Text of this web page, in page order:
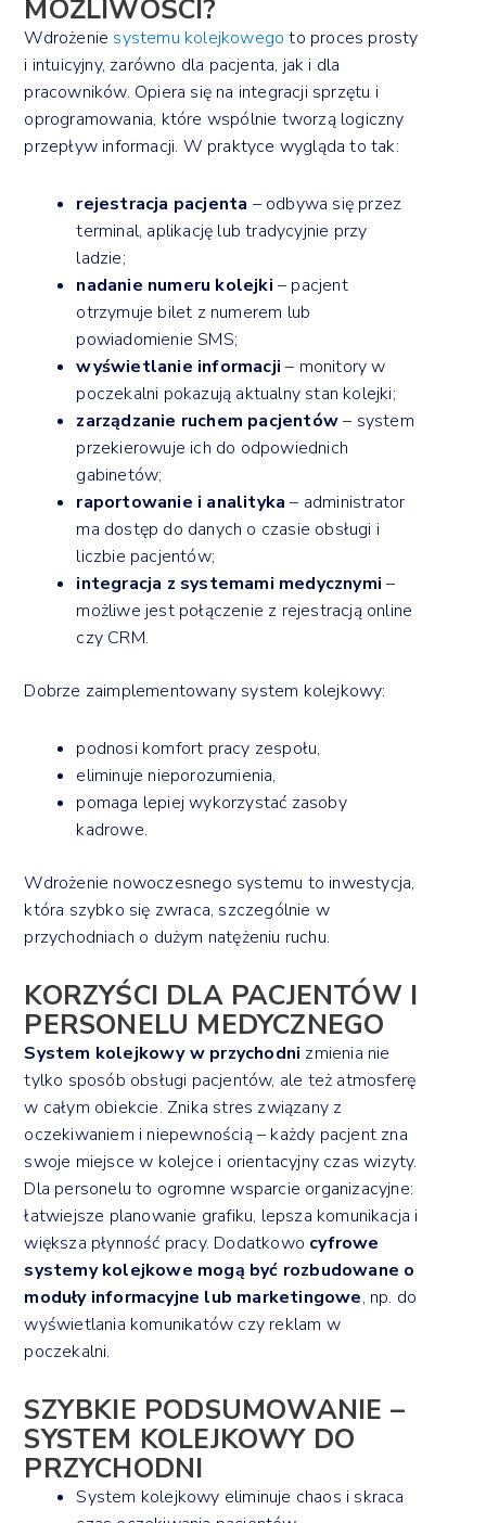
MOŻLIWOŚCI?
Wdrożenie systemu kolejkowego to proces prosty
i intuicyjny, zarówno dla pacjenta, jak i dla
pracowników. Opiera się na integracji sprzętu i
oprogramowania, które wspólnie tworzą logiczny
przepływ informacji. W praktyce wygląda to tak:
rejestracja pacjenta – odbywa się przez
terminal, aplikację lub tradycyjnie przy
ladzie;
nadanie numeru kolejki – pacjent
otrzymuje bilet z numerem lub
powiadomienie SMS;
wyświetlanie informacji – monitory w
poczekalni pokazują aktualny stan kolejki;
zarządzanie ruchem pacjentów– system
przekierowuje ich do odpowiednich
gabinetów;
raportowanie i analityka – administrator
ma dostęp do danych o czasie obsługi i
liczbie pacjentów;
integracja z systemami medycznymi –
możliwe jest połączenie z rejestracją online
czy CRM.
Dobrze zaimplementowany system kolejkowy:
podnosi komfort pracy zespołu,
eliminuje nieporozumienia,
pomaga lepiej wykorzystać zasoby
kadrowe.
Wdrożenie nowoczesnego systemu to inwestycja,
która szybko się zwraca, szczególnie w
przychodniach o dużym natężeniu ruchu.
KORZYŚCI DLA PACJENTÓW I
PERSONELU MEDYCZNEGO
System kolejkowy w przychodni zmienia nie
tylko sposób obsługi pacjentów, ale też atmosferę
w całym obiekcie. Znika stres związany z
oczekiwaniem i niepewnością – każdy pacjent zna
swoje miejsce w kolejce i orientacyjny czas wizyty.
Dla personelu to ogromne wsparcie organizacyjne:
łatwiejsze planowanie grafiku, lepsza komunikacja i
większa płynność pracy. Dodatkowo cyfrowe
systemy kolejkowe mogą być rozbudowane o
moduły informacyjne lub marketingowe, np. do
wyświetlania komunikatów czy reklam w
poczekalni.
SZYBKIE PODSUMOWANIE –
SYSTEM KOLEJKOWY DO
PRZYCHODNI
System kolejkowy eliminuje chaos i skraca